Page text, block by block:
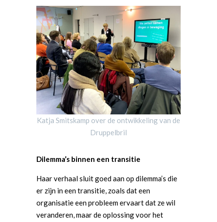
Katja Smitskamp over de ontwikkeling van de
Druppelbril
Dilemma’s binnen een transitie
Haar verhaal sluit goed aan op dilemma’s die
er zijn in een transitie, zoals dat een
organisatie een probleem ervaart dat ze wil
veranderen, maar de oplossing voor het